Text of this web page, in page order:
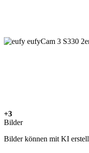
+3
Bilder
Bilder können mit KI